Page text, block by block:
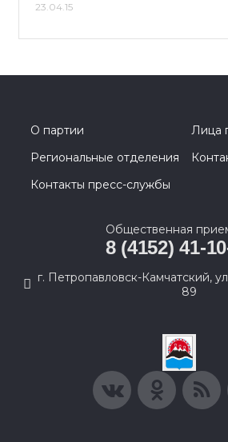
23.04.15
О партии
Лица
Региональные отделения
Контакты пресс-службы
Общественная
8 (4152) 41-
г. Петропавловск-Камчатский,
89